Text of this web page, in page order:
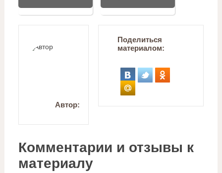
Автор:
Поделиться
материалом:
Комментарии и отзывы к
материалу